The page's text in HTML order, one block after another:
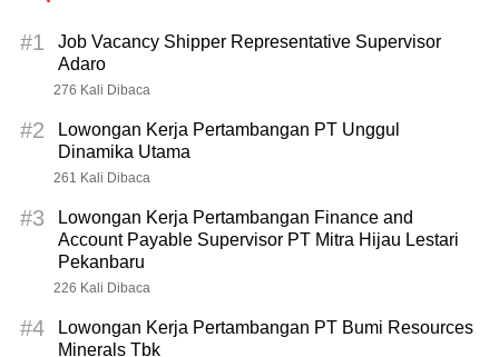
#1
Job Vacancy Shipper Representative Supervisor
Adaro
276 Kali Dibaca
#2
Lowongan Kerja Pertambangan PT Unggul
Dinamika Utama
261 Kali Dibaca
#3
Lowongan Kerja Pertambangan Finance and
Account Payable Supervisor PT Mitra Hijau Lestari
Pekanbaru
226 Kali Dibaca
#4
Lowongan Kerja Pertambangan PT Bumi Resources
Minerals Tbk